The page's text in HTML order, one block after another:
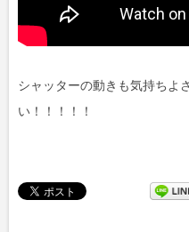
シャッターの動きも気持ちよ
い！！！！！